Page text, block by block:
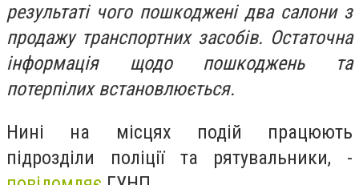
результаті чого пошкоджені два салони з
продажу транспортних засобів. Остаточна
інформація щодо пошкоджень та
потерпілих встановлюється.
Нині на місцях подій працюють
підрозділи поліції та рятувальники, -